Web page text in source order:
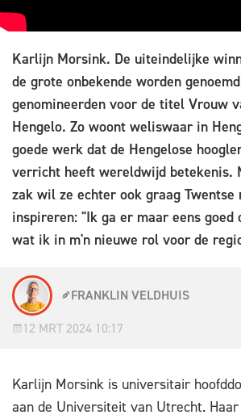
Karlijn Morsink. De uiteindelijke
de grote onbekende worden
genomineerden voor de titel Vrouw
Hengelo. Zo woont weliswaar in
goede werk dat de Hengelose
verricht heeft wereldwijd betekenis.
zak wil ze echter ook graag Twentse
inspireren: "Ik ga er maar eens goed
wat ik in m'n nieuwe rol voor de
FRANKLIN VELDHUIS
12 MRT 2024 10:17
Karlijn Morsink is universitair
aan de Universiteit van Utrecht.